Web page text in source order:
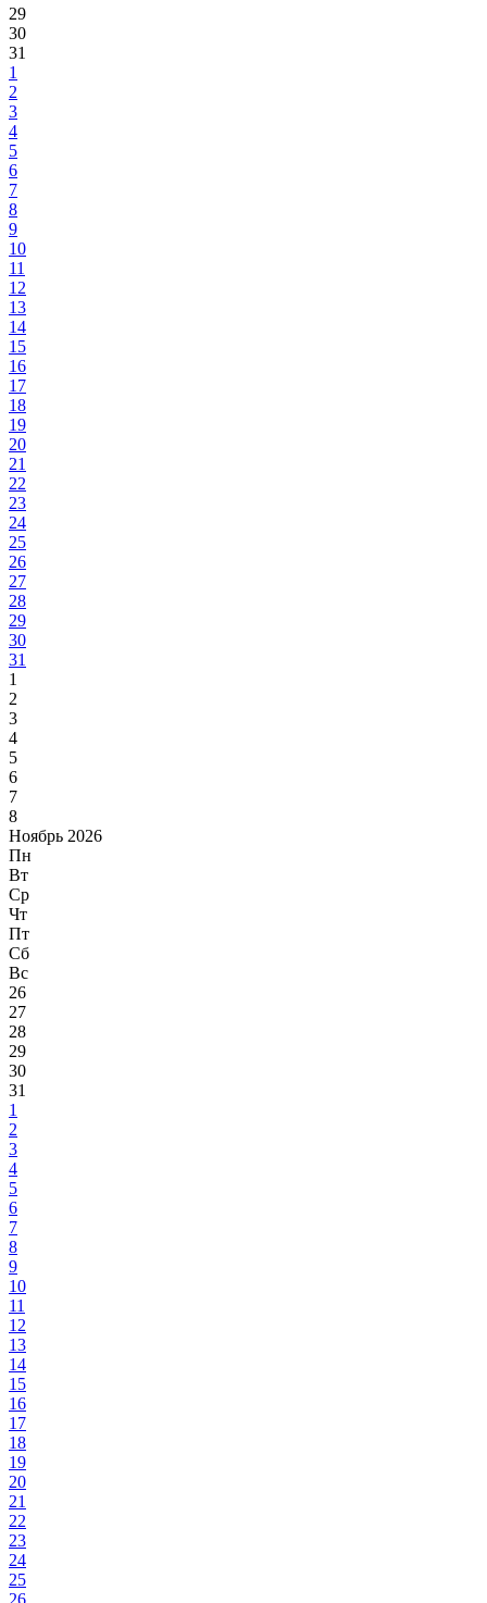
29
30
31
1
2
3
4
5
6
7
8
9
10
11
12
13
14
15
16
17
18
19
20
21
22
23
24
25
26
27
28
29
30
31
1
2
3
4
5
6
7
8
Ноябрь 2026
Пн
Вт
Ср
Чт
Пт
Сб
Вс
26
27
28
29
30
31
1
2
3
4
5
6
7
8
9
10
11
12
13
14
15
16
17
18
19
20
21
22
23
24
25